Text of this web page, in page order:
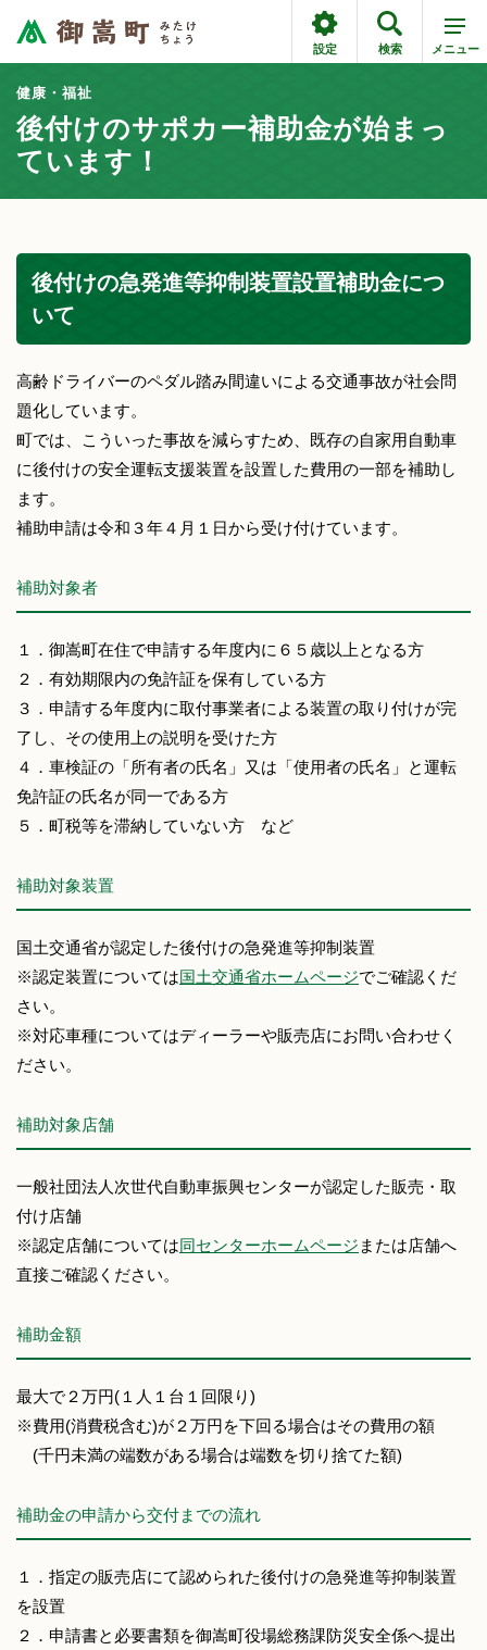
設定 検索 メニュー
健康・福祉
後付けのサポカー補助金が始まっ
ています！
後付けの急発進等抑制装置設置補助金につ
いて
高齢ドライバーのペダル踏み間違いによる交通事故が社会問
題化しています。
町では、こういった事故を減らすため、既存の自家用自動車
に後付けの安全運転支援装置を設置した費用の一部を補助し
ます。
補助申請は令和３年４月１日から受け付けています。
補助対象者
１．御嵩町在住で申請する年度内に６５歳以上となる方
２．有効期限内の免許証を保有している方
３．申請する年度内に取付事業者による装置の取り付けが完
了し、その使用上の説明を受けた方
４．車検証の「所有者の氏名」又は「使用者の氏名」と運転
免許証の氏名が同一である方
５．町税等を滞納していない方 など
補助対象装置
国土交通省が認定した後付けの急発進等抑制装置
※認定装置については国土交通省ホームページでご確認くだ
さい。
※対応車種についてはディーラーや販売店にお問い合わせく
ださい。
補助対象店舗
一般社団法人次世代自動車振興センターが認定した販売・取
付け店舗
※認定店舗については同センターホームページ または店舗へ
直接ご確認ください。
補助金額
最大で２万円(１人１台１回限り)
※費用(消費税含む)が２万円を下回る場合はその費用の額
(千円未満の端数がある場合は端数を切り捨てた額)
補助金の申請から交付までの流れ
１．指定の販売店にて認められた後付けの急発進等抑制装置
を設置
２．申請書と必要書類を御嵩町役場総務課防災安全係へ提出